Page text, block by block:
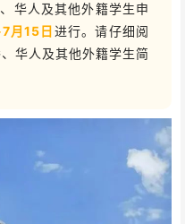
华人及其他外籍学生申
月15日 进行。请仔细阅
华人及其他外籍学生简